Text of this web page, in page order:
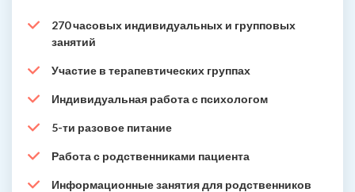
270 часовых индивидуальных и групповых
занятий
Участие в терапевтических группах
Индивидуальная работа с психологом
5-ти разовое питание
Работа с родственниками пациента
Информационные занятия для родственников